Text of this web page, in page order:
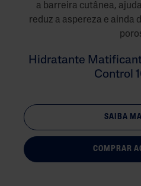
a barreira cutânea,
reduz a aspereza e ainda
Hidratante
Control
SAIBA
COMPRAR